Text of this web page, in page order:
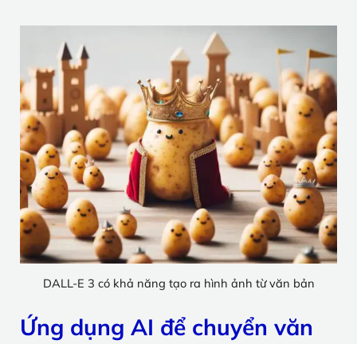
DALL-E 3 có khả năng tạo ra hình ảnh từ văn bản
Ứng dụng AI để chuyển văn